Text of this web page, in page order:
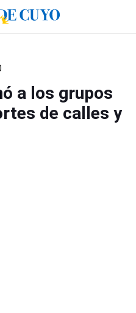
a los grupos
de calles y